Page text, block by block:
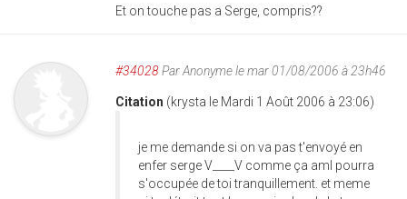
Et on touche pas a Serge, compris??
#34028ParAnonymele mar 01/08/2006 à 23h46
Citation (krysta le Mardi 1 Août 2006 à 23:06)
je me demande si on va pas t'envoyé en
enfer serge V____V comme ça aml pourra
s'occupée de toi tranquillement. et meme